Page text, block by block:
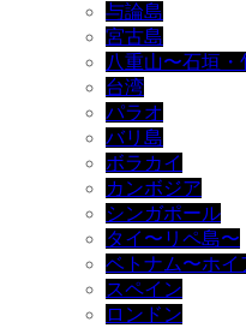
与論島
宮古島
八重山〜石垣
台湾
パラオ
バリ島
ボラカイ
カンボジア
シンガポール
タイ〜リペ島〜
ベトナム〜ホイ
スペイン
ロンドン